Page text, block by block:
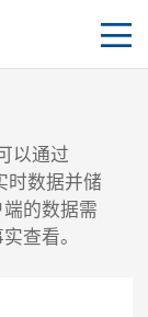
以通过
时数据并储
的数据需
查看。